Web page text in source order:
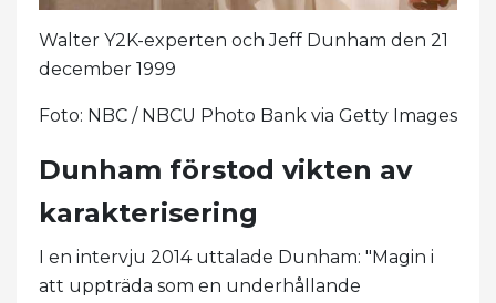
Walter Y2K-experten och Jeff Dunham den 21
december 1999
Foto: NBC / NBCU Photo Bank via Getty Images
Dunham förstod vikten av
karakterisering
I en intervju 2014 uttalade Dunham: "Magin i
att uppträda som en underhållande